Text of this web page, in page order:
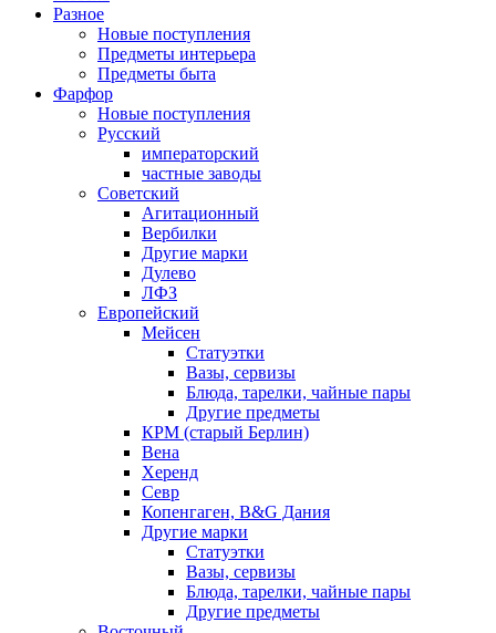
Разное
Новые поступления
Предметы интерьера
Предметы быта
Фарфор
Новые поступления
Русский
императорский
частные заводы
Советский
Агитационный
Вербилки
Другие марки
Дулево
ЛФЗ
Европейский
Мейсен
Статуэтки
Вазы, сервизы
Блюда, тарелки, чайные пары
Другие предметы
КРМ (старый Берлин)
Вена
Херенд
Севр
Копенгаген, B&G Дания
Другие марки
Статуэтки
Вазы, сервизы
Блюда, тарелки, чайные пары
Другие предметы